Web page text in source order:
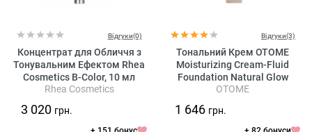
Відгуки(0)
Концентрат для Обличчя з
Тонувальним Ефектом Rhea
Cosmetics B-Color, 10 мл
Rhea Cosmetics
3 020 грн.
Відгуки(3)
Тональний Крем OTOME
Moisturizing Cream-Fluid
Foundation Natural Glow
OTOME
1 646 грн.